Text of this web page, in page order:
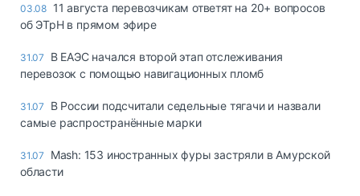
03.08 11 августа перевозчикам ответят на 20+ вопросов
об ЭТрН в прямом эфире
31.07
В ЕАЭС начался второй этап отслеживания
перевозок с помощью навигационных пломб
31.07
В России подсчитали седельные тягачи и назвали
самые распространённые марки
31.07
Mash: 153 иностранных фуры застряли в Амурской
области